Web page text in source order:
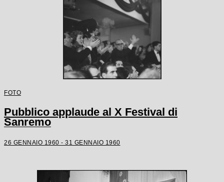
FOTO
Pubblico applaude al X Festival di
Sanremo
26 GENNAIO 1960 - 31 GENNAIO 1960